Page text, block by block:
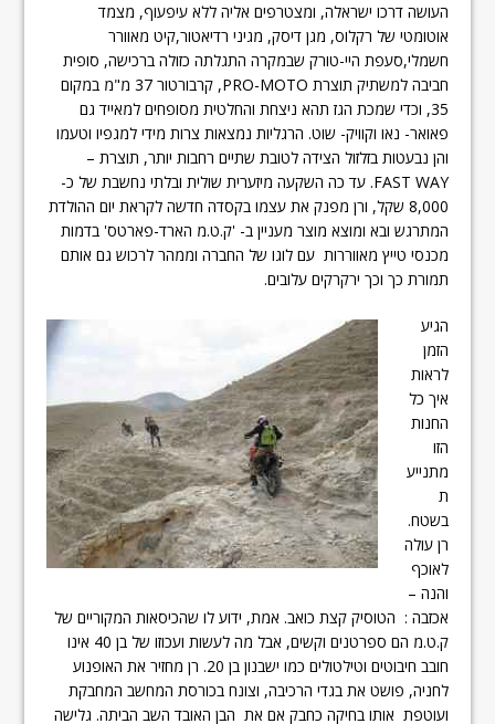
העושה דרכו ישראלה, ומצטרפים אליה ללא עיפעוף, מצמד
אוטומטי של רקלוס, מגן דיסק, מגיני רדיאטור,קיט מאוורר
חשמלי,סעפת היי-טורק שבמקרה התגלתה כזולה ברכישה, סופית
חביבה למשתיק תוצרת PRO-MOTO, קרבורטור 37 מ"מ במקום
35, וכדי שמכת הגז תהא ניצחת והחלטית מסופחים למאייד גם
פאואר- נאו וקוויק- שוט. הרגליות נמצאות צרות מידי למגפיו וטעמו
והן נבעטות בזלזול הצידה לטובת שתיים רחבות יותר, תוצרת –
FAST WAY. עד כה השקעה מיזערית שולית ובלתי נחשבת של כ-
8,000 שקל, ורן מפנק את עצמו בקסדה חדשה לקראת יום ההולדת
המתרגש ובא ומוצא מוצר מעניין ב- 'ק.ט.מ הארד-פארטס' בדמות
מכנסי טייץ מאווררות עם לוגו של החברה וממהר לרכוש גם אותם
תמורת כך וכך ירקרקים עלובים.
הגיע
הזמן
לראות
איך כל
החנות
הזו
מתנייע
ת
בשטח.
רן עולה
לאוכף
והנה –
אכזבה : הטוסיק קצת כואב. אמת, ידוע לו שהכיסאות המקוריים של
ק.ט.מ הם ספרטנים וקשים, אבל מה לעשות ועכוזו של בן 40 אינו
חובב חיבוטים וטילטולים כמו ישבנון בן 20. רן מחזיר את האופנוע
לחניה, פושט את בגדי הרכיבה, וצונח בכורסת המחשב המחבקת
ועוטפת אותו בחיקה כחבק אם את הבן האובד השב הביתה. גלישה